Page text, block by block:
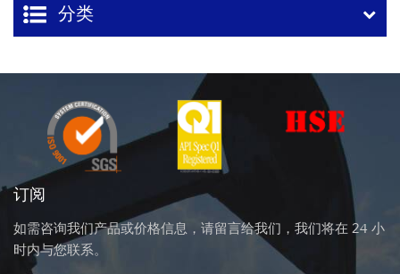
分类
订阅
如需咨询我们产品或价格信息，请留言给我们，我们将在 24 小
时内与您联系。